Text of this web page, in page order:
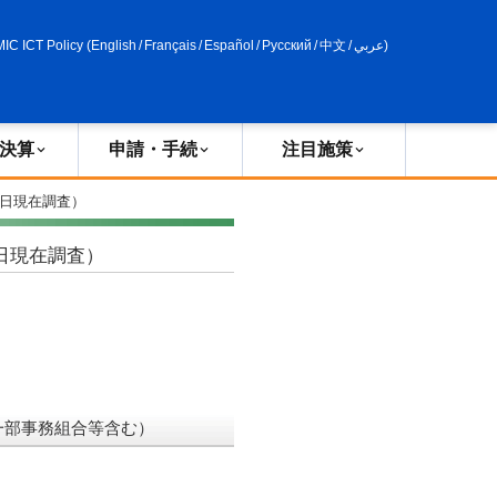
ICT Policy (English / Français/ Español / Русский /中文 /عربي)
算 申請・手続 注目施策
現在調査）
在調査）
事務組合等含む）